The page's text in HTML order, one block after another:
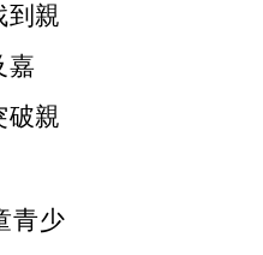
到親
嘉
破親
青少